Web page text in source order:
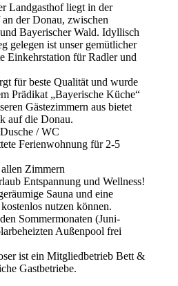
Landgasthof liegt in der
der Donau, zwischen
Bayerischer Wald. Idyllisch
gelegen ist unser gemütlicher
Einkehrstation für Radler und
für beste Qualität und wurde
Prädikat „Bayerische Küche“
Gästezimmern aus bietet
auf die Donau.
/ WC
Ferienwohnung für 2-5
Zimmern
Entspannung und Wellness!
Sauna und eine
nutzen können.
Sommermonaten (Juni-
Außenpool frei
ist ein Mitgliedbetrieb Bett &
Gastbetriebe.